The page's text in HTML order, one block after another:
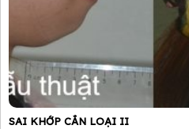
SAI KHỚP CẮN LOẠI II